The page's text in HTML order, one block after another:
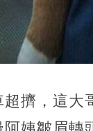
超擠，這大